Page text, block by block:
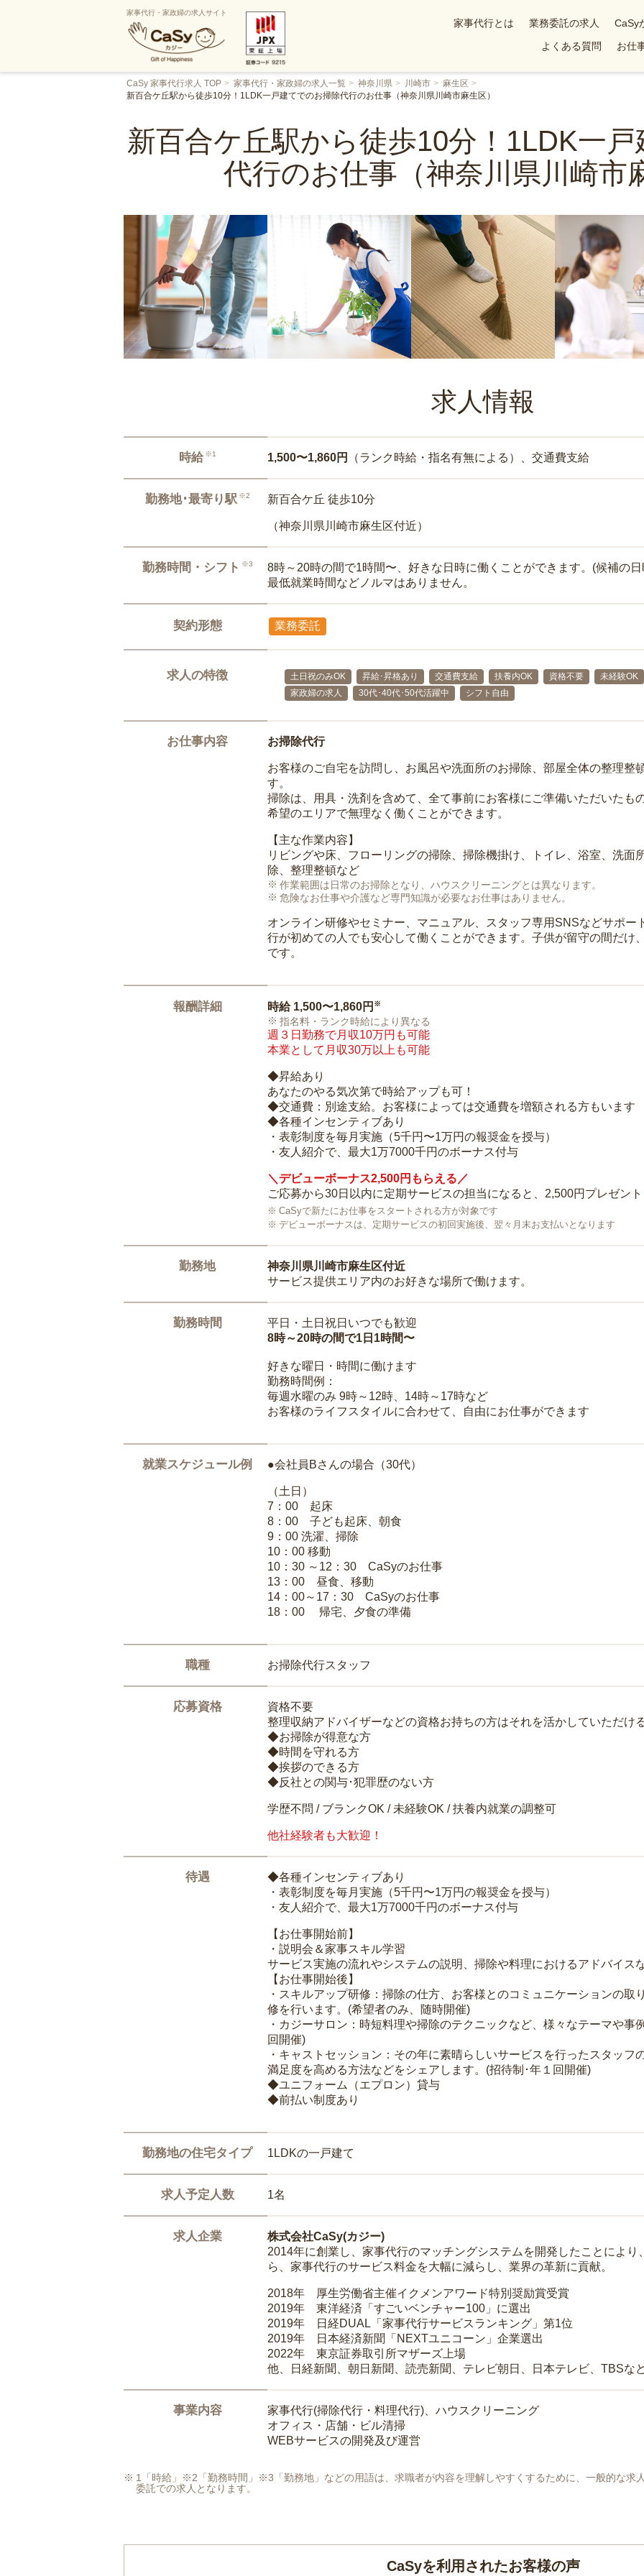
家事代行・家政婦の求人サイト
家事代行とは 業務委託の求人 CaSy
よくある質問
お仕
CaSy 家事代行求人 TOP 家事代行・家政婦の求人一覧 神奈川県 川崎市
麻生区
新百合ケ丘駅から徒歩10分！1LDK一戸建てでのお掃除代行のお仕事（神奈川県川崎市麻生区）
新百合ケ丘駅から徒歩10分！1LDK一
代行のお仕事（神奈川県川崎市
求人情報
時給 ※1 1,500〜1,860円 （ランク時給・指名有無による）、交通費支給
勤務地･最寄り駅 ※2 新百合ケ丘 徒歩10分
（神奈川県川崎市麻生区付近）
勤務時間・シフト ※3
8時～20時の間で1時間〜、好きな日時に働くことができます。(候補の
最低就業時間などノルマはありません。
契約形態 業務委託
求人の特徴 土日祝のみOK 昇給･昇格あり 交通費支給 扶養内OK 資格不要 未経験OK
家政婦の求人
30代･40代･50代活躍中 シフト自由
お仕事内容 お掃除代行
お客様のご自宅を訪問し、お風呂や洗面所のお掃除、部屋全体の整理整
す。
掃除は、用具・洗剤を含めて、全て事前にお客様にご準備いただいたも
希望のエリアで無理なく働くことができます。
【主な作業内容】
リビングや床、フローリングの掃除、掃除機掛け、トイレ、浴室、洗面
除、整理整頓など
作業範囲は日常のお掃除となり、ハウスクリーニングとは異なります。
危険なお仕事や介護など専門知識が必要なお仕事はありません。
オンライン研修やセミナー、マニュアル、スタッフ専用SNSなどサポー
行が初めての人でも安心して働くことができます。子供が留守の間だけ
です。
報酬詳細 時給 1,500〜1,860円 ※
指名料・ランク時給により異なる
週３日勤務で月収10万円も可能
本業として月収30万以上も可能
◆昇給あり
あなたのやる気次第で時給アップも可！
◆交通費：別途支給。お客様によっては交通費を増額される方もいます
◆各種インセンティブあり
・表彰制度を毎月実施（5千円〜1万円の報奨金を授与）
・友人紹介で、最大1万7000千円のボーナス付与
＼デビューボーナス2,500円もらえる／
ご応募から30日以内に定期サービスの担当になると、2,500円プレゼント
CaSyで新たにお仕事をスタートされる方が対象です
デビューボーナスは、定期サービスの初回実施後、翌々月末お支払いとなります
勤務地
神奈川県川崎市麻生区付近
サービス提供エリア内のお好きな場所で働けます。
勤務時間
平日・土日祝日いつでも歓迎
8時～20時の間で1日1時間〜
好きな曜日・時間に働けます
勤務時間例：
毎週水曜のみ 9時～12時、14時～17時など
お客様のライフスタイルに合わせて、自由にお仕事ができます
就業スケジュール例 ●会社員Bさんの場合（30代）
（土日）
7：00 起床
8：00 子ども起床、朝食
9：00 洗濯、掃除
10：00 移動
10：30 ～12：30 CaSyのお仕事
13：00 昼食、移動
14：00～17：30 CaSyのお仕事
18：00 帰宅、夕食の準備
職種 お掃除代行スタッフ
応募資格
資格不要
整理収納アドバイザーなどの資格お持ちの方はそれを活かしていただけ
◆お掃除が得意な方
◆時間を守れる方
◆挨拶のできる方
◆反社との関与･犯罪歴のない方
学歴不問 / ブランクOK / 未経験OK / 扶養内就業の調整可
他社経験者も大歓迎！
待遇
◆各種インセンティブあり
・表彰制度を毎月実施（5千円〜1万円の報奨金を授与）
・友人紹介で、最大1万7000千円のボーナス付与
【お仕事開始前】
・説明会＆家事スキル学習
サービス実施の流れやシステムの説明、掃除や料理におけるアドバイス
【お仕事開始後】
・スキルアップ研修：掃除の仕方、お客様とのコミュニケーションの
修を行います。(希望者のみ、随時開催)
・カジーサロン：時短料理や掃除のテクニックなど、様々なテーマや事
回開催)
・キャストセッション：その年に素晴らしいサービスを行ったスタッ
満足度を高める方法などをシェアします。(招待制･年１回開催)
◆ユニフォーム（エプロン）貸与
◆前払い制度あり
勤務地の住宅タイプ 1LDKの一戸建て
求人予定人数 1名
求人企業
株式会社CaSy(カジー)
2014年に創業し、家事代行のマッチングシステムを開発したことによ
ら、家事代行のサービス料金を大幅に減らし、業界の革新に貢献。
2018年 厚生労働省主催イクメンアワード特別奨励賞受賞
2019年 東洋経済「すごいベンチャー100」に選出
2019年 日経DUAL「家事代行サービスランキング」第1位
2019年 日本経済新聞「NEXTユニコーン」企業選出
2022年 東京証券取引所マザーズ上場
他、日経新聞、朝日新聞、読売新聞、テレビ朝日、日本テレビ、TBSな
事業内容
家事代行(掃除代行・料理代行)、ハウスクリーニング
オフィス・店舗・ビル清掃
WEBサービスの開発及び運営
1「時給」※2「勤務時間」※3「勤務地」などの用語は、求職者が内容を理解しやすくするために、一般的な求
委託での求人となります。
CaSyを利用されたお客様の声